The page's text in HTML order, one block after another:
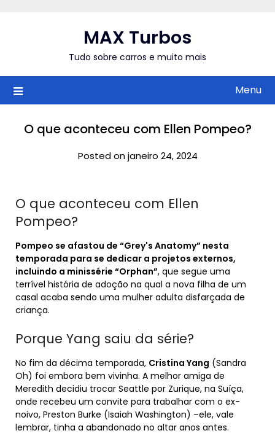
MAX Turbos
Tudo sobre carros e muito mais
Menu
O que aconteceu com Ellen Pompeo?
Posted on janeiro 24, 2024
O que aconteceu com Ellen
Pompeo?
Pompeo se afastou de “Grey's Anatomy” nesta
temporada para se dedicar a projetos externos,
incluindo a minissérie “Orphan”, que segue uma
terrível história de adoção na qual a nova filha de um
casal acaba sendo uma mulher adulta disfarçada de
criança.
Porque Yang saiu da série?
No fim da décima temporada, Cristina Yang (Sandra
Oh) foi embora bem vivinha. A melhor amiga de
Meredith decidiu trocar Seattle por Zurique, na Suíça,
onde recebeu um convite para trabalhar com o ex-
noivo, Preston Burke (Isaiah Washington) –ele, vale
lembrar, tinha a abandonado no altar anos antes.